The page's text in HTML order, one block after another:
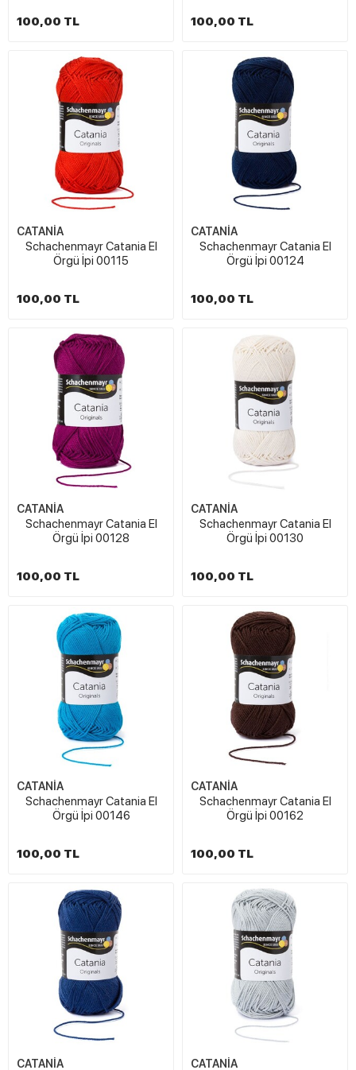
100,00 TL 100,00 TL
CATANİA
Schachenmayr Catania El
Örgü İpi 00115
100,00 TL
CATANİA
Schachenmayr Catania El
Örgü İpi 00124
100,00 TL
CATANİA
Schachenmayr Catania El
Örgü İpi 00128
100,00 TL
CATANİA
Schachenmayr Catania El
Örgü İpi 00130
100,00 TL
CATANİA
Schachenmayr Catania El
Örgü İpi 00146
100,00 TL
CATANİA
Schachenmayr Catania El
Örgü İpi 00162
100,00 TL
CATANİA CATANİA